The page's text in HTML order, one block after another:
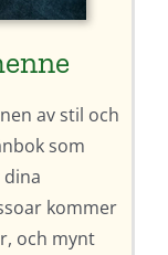
av stil och
som
kommer
och mynt